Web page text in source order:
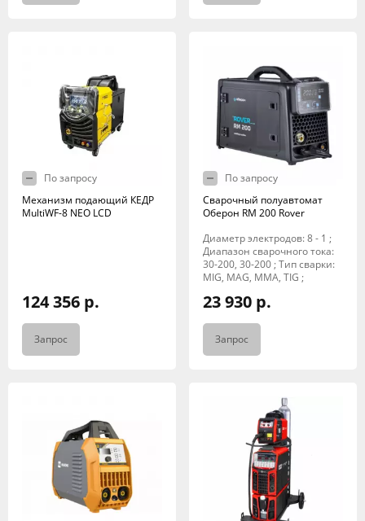
По запросу
Механизм подающий КЕДР
MultiWF-8 NEO LCD
124 356 р.
Запрос
По запросу
Сварочный полуавтомат
Оберон RM 200 Rover
Диаметр электродов: 8 - 1 ;
Диапазон сварочного тока:
30-200, 30-200 ; Тип сварки:
MIG, MAG, MMA, TIG ;
23 930 р.
Запрос